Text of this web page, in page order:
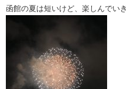
函館の夏は短いけど、楽しんでい